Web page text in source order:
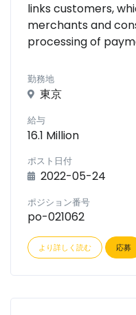
links customers,
merchants and
processing of
勤務地
東京
給与
16.1 Million
ポスト日付
2022-05-24
ポジション番号
po-021062
より詳しく読む 応募